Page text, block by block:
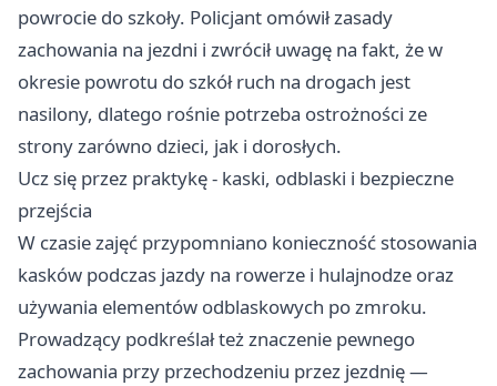
powrocie do szkoły. Policjant omówił zasady
zachowania na jezdni i zwrócił uwagę na fakt, że w
okresie powrotu do szkół ruch na drogach jest
nasilony, dlatego rośnie potrzeba ostrożności ze
strony zarówno dzieci, jak i dorosłych.
Ucz się przez praktykę - kaski, odblaski i bezpieczne
przejścia
W czasie zajęć przypomniano konieczność stosowania
kasków podczas jazdy na rowerze i hulajnodze oraz
używania elementów odblaskowych po zmroku.
Prowadzący podkreślał też znaczenie pewnego
zachowania przy przechodzeniu przez jezdnię —